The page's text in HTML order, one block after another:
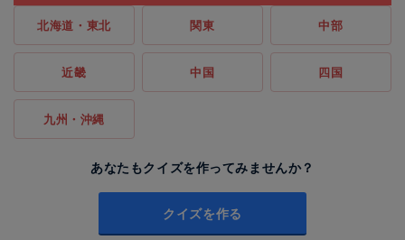
北海道・東北 関東 中部
近畿 中国 四国
九州・沖縄
あなたもクイズを作ってみませんか？
クイズを作る